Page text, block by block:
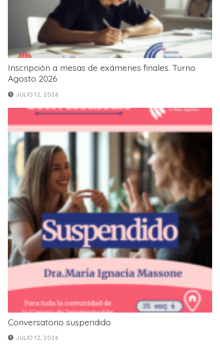
Inscripción a mesas de exámenes finales. Turno
Agosto 2026
JULIO 12, 2026
Conversatorio suspendido
JULIO 12, 2026